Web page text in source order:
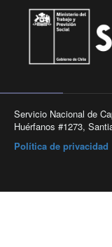
Servicio Nacional de
Huérfanos #1273,
Política de privacidad